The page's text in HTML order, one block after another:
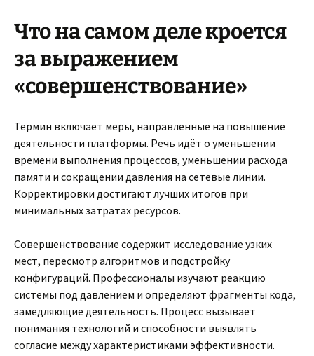
Что на самом деле кроется
за выражением
«совершенствование»
Термин включает меры, направленные на повышение
деятельности платформы. Речь идёт о уменьшении
времени выполнения процессов, уменьшении расхода
памяти и сокращении давления на сетевые линии.
Корректировки достигают лучших итогов при
минимальных затратах ресурсов.
Совершенствование содержит исследование узких
мест, пересмотр алгоритмов и подстройку
конфигураций. Профессионалы изучают реакцию
системы под давлением и определяют фрагменты кода,
замедляющие деятельность. Процесс вызывает
понимания технологий и способности выявлять
согласие между характеристиками эффективности.